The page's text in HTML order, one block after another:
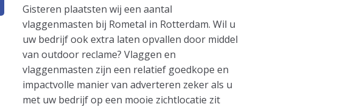
Gisteren plaatsten wij een aantal
vlaggenmasten bij Rometal in Rotterdam. Wil u
uw bedrijf ook extra laten opvallen door middel
van outdoor reclame? Vlaggen en
vlaggenmasten zijn een relatief goedkope en
impactvolle manier van adverteren zeker als u
met uw bedrijf op een mooie zichtlocatie zit